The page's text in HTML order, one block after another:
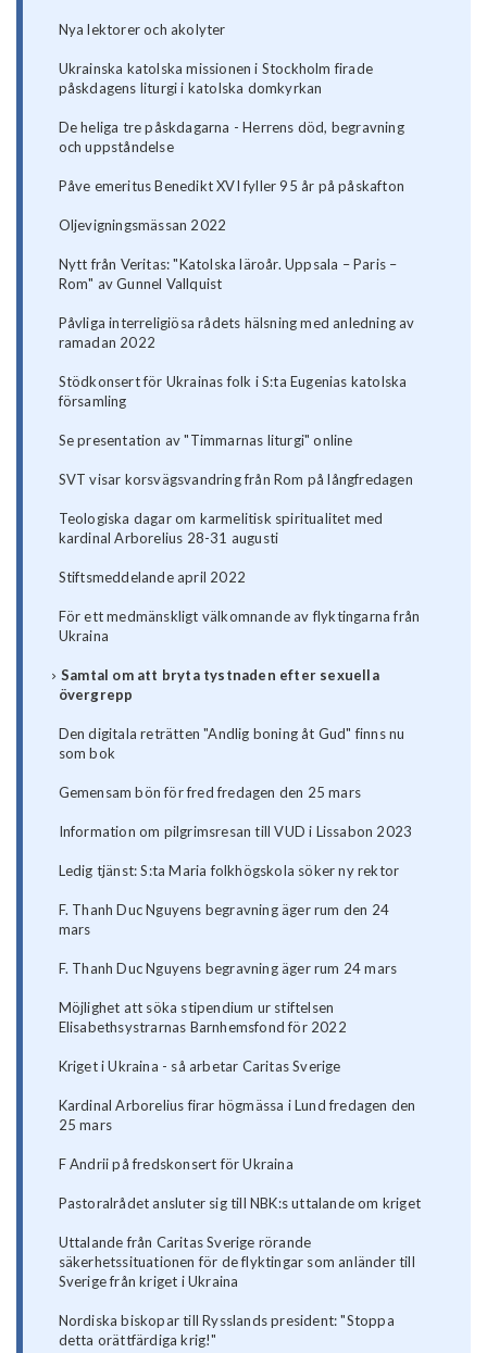
Nya lektorer och akolyter
Ukrainska katolska missionen i Stockholm firade
påskdagens liturgi i katolska domkyrkan
De heliga tre påskdagarna - Herrens död, begravning
och uppståndelse
Påve emeritus Benedikt XVI fyller 95 år på påskafton
Oljevigningsmässan 2022
Nytt från Veritas: "Katolska läroår. Uppsala – Paris –
Rom" av Gunnel Vallquist
Påvliga interreligiösa rådets hälsning med anledning av
ramadan 2022
Stödkonsert för Ukrainas folk i S:ta Eugenias katolska
församling
Se presentation av "Timmarnas liturgi" online
SVT visar korsvägsvandring från Rom på långfredagen
Teologiska dagar om karmelitisk spiritualitet med
kardinal Arborelius 28-31 augusti
Stiftsmeddelande april 2022
För ett medmänskligt välkomnande av flyktingarna från
Ukraina
Samtal om att bryta tystnaden efter sexuella
övergrepp
Den digitala reträtten "Andlig boning åt Gud" finns nu
som bok
Gemensam bön för fred fredagen den 25 mars
Information om pilgrimsresan till VUD i Lissabon 2023
Ledig tjänst: S:ta Maria folkhögskola söker ny rektor
F. Thanh Duc Nguyens begravning äger rum den 24
mars
F. Thanh Duc Nguyens begravning äger rum 24 mars
Möjlighet att söka stipendium ur stiftelsen
Elisabethsystrarnas Barnhemsfond för 2022
Kriget i Ukraina - så arbetar Caritas Sverige
Kardinal Arborelius firar högmässa i Lund fredagen den
25 mars
F Andrii på fredskonsert för Ukraina
Pastoralrådet ansluter sig till NBK:s uttalande om kriget
Uttalande från Caritas Sverige rörande
säkerhetssituationen för de flyktingar som anländer till
Sverige från kriget i Ukraina
Nordiska biskopar till Rysslands president: "Stoppa
detta orättfärdiga krig!"